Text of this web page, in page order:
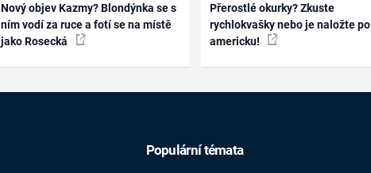
Nový objev Kazmy? Blondýnka se s
ním vodí za ruce a fotí se na místě
jako Rosecká
Přerostlé okurky? Zkuste
rychlokvašky nebo je naložte po
americku!
Populární témata